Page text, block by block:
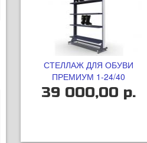
СТЕЛЛАЖ ДЛЯ ОБУВИ
ПРЕМИУМ 1-24/40
39 000,00 р.